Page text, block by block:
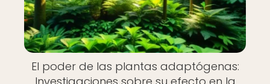
El poder de las plantas adaptógenas: